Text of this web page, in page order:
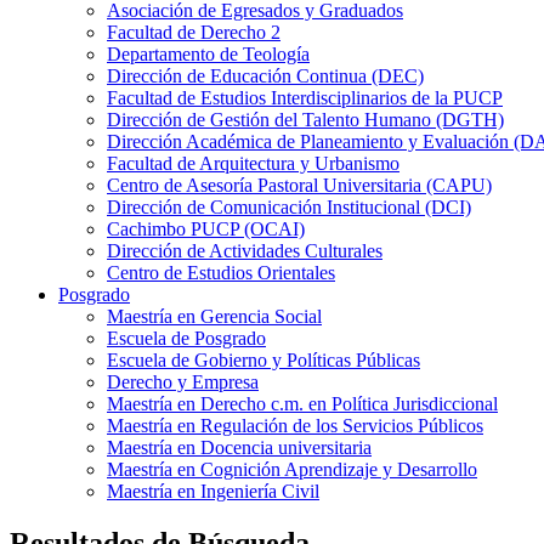
Asociación de Egresados y Graduados
Facultad de Derecho 2
Departamento de Teología
Dirección de Educación Continua (DEC)
Facultad de Estudios Interdisciplinarios de la PUCP
Dirección de Gestión del Talento Humano (DGTH)
Dirección Académica de Planeamiento y Evaluación
Facultad de Arquitectura y Urbanismo
Centro de Asesoría Pastoral Universitaria (CAPU)
Dirección de Comunicación Institucional (DCI)
Cachimbo PUCP (OCAI)
Dirección de Actividades Culturales
Centro de Estudios Orientales
Posgrado
Maestría en Gerencia Social
Escuela de Posgrado
Escuela de Gobierno y Políticas Públicas
Derecho y Empresa
Maestría en Derecho c.m. en Política Jurisdiccional
Maestría en Regulación de los Servicios Públicos
Maestría en Docencia universitaria
Maestría en Cognición Aprendizaje y Desarrollo
Maestría en Ingeniería Civil